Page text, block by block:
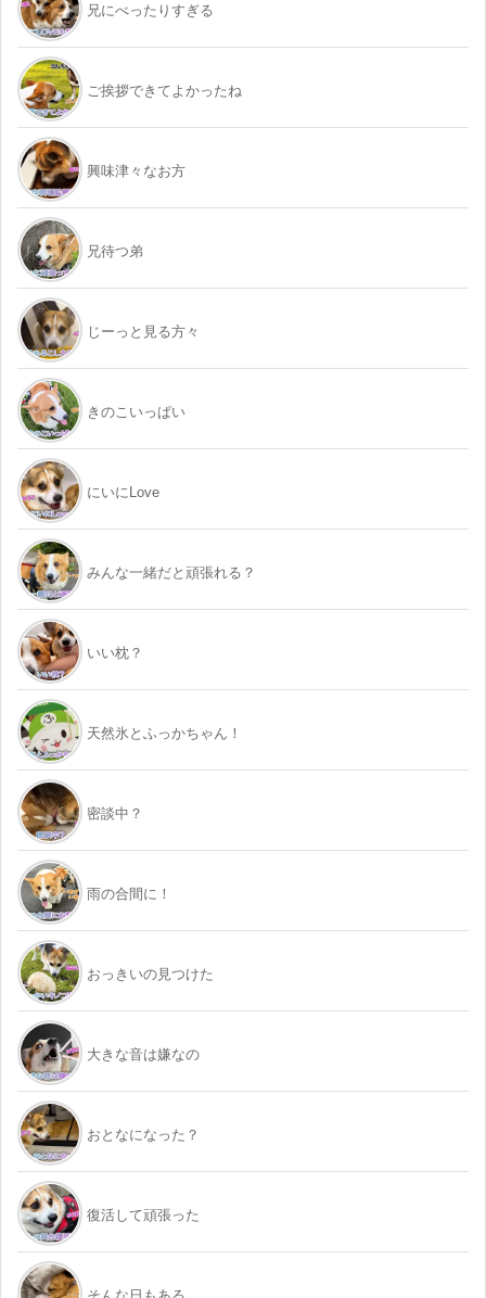
兄にべったりすぎる
ご挨拶できてよかったね
興味津々なお方
兄待つ弟
じーっと見る方々
きのこいっぱい
にいにLove
みんな一緒だと頑張れる？
いい枕？
天然氷とふっかちゃん！
密談中？
雨の合間に！
おっきいの見つけた
大きな音は嫌なの
おとなになった？
復活して頑張った